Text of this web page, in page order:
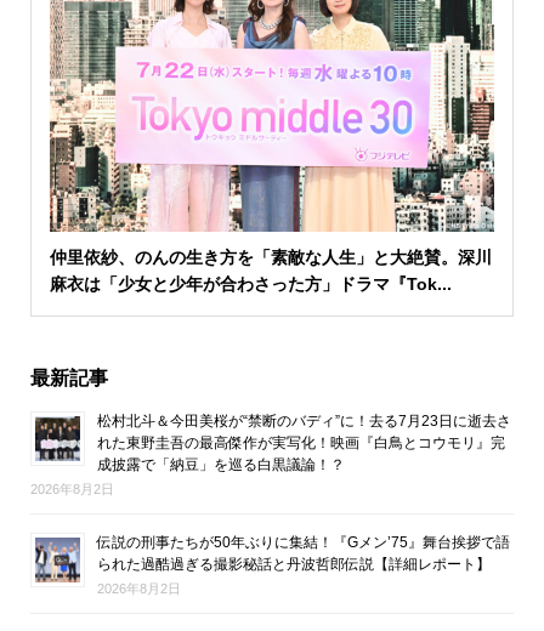
仲里依紗、のんの生き方を「素敵な人生」と大絶賛。深川
麻衣は「少女と少年が合わさった方」ドラマ『Tok...
最新記事
松村北斗＆今田美桜が“禁断のバディ”に！去る7月23日に逝去さ
れた東野圭吾の最高傑作が実写化！映画『白鳥とコウモリ』完
成披露で「納豆」を巡る白黒議論！？
2026年8月2日
伝説の刑事たちが50年ぶりに集結！『Gメン’75』舞台挨拶で語
られた過酷過ぎる撮影秘話と丹波哲郎伝説【詳細レポート】
2026年8月2日